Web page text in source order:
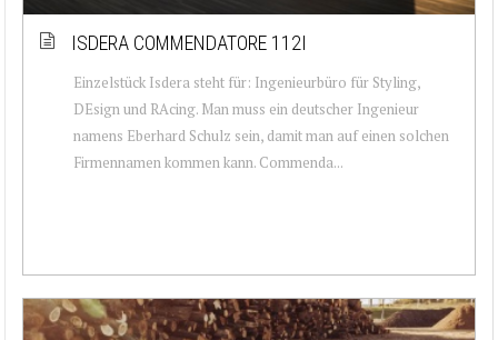
ISDERA COMMENDATORE 112I
Einzelstück Isdera steht für: Ingenieurbüro für Styling,
DEsign und RAcing. Man muss ein deutscher Ingenieur
namens Eberhard Schulz sein, damit man auf einen solchen
Firmennamen kommen kann. Commenda...